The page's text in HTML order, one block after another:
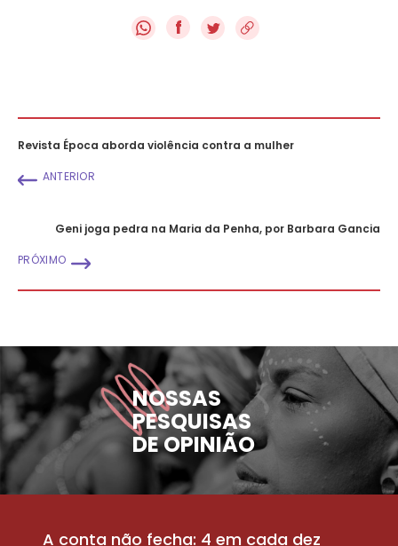
f
Revista Época aborda violência contra a mulher
ANTERIOR
Geni joga pedra na Maria da Penha, por Barbara Gancia
PRÓXIMO
NOSSAS
PESQUISAS
DE OPINIÃO
A conta não fecha: 4 em cada dez